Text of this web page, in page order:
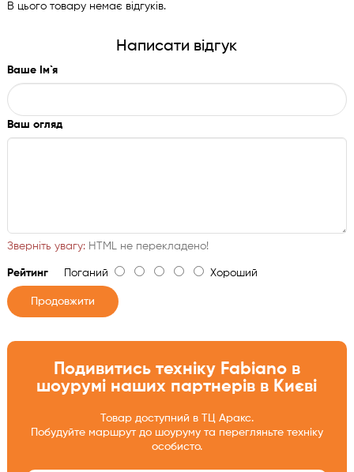
В цього товару немає відгуків.
Написати відгук
Ваше Ім`я
Ваш огляд
Зверніть увагу:HTML не перекладено!
РейтингПоганий Хороший
Продовжити
Подивитись техніку Fabiano в
шоурумі наших партнерів в Києві
Товар доступний в ТЦ Аракс.
Побудуйте маршрут до шоуруму та перегляньте техніку
особисто.